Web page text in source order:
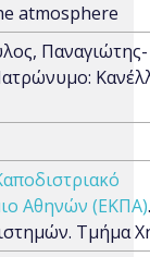
atmosphere
Παναγιώτης-
Αθηνών (ΕΚΠΑ)
Τμήμα